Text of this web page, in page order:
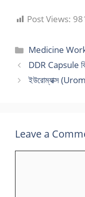
Post Views:
Categories
Medicine
DDR Capsule
ইউরোম্যাক্স
Leave a